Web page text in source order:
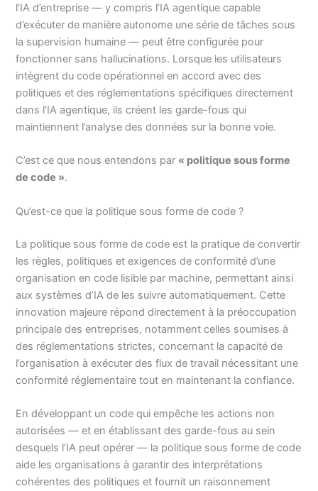
l’IA d’entreprise — y compris l’IA agentique capable
d’exécuter de manière autonome une série de tâches sous
la supervision humaine — peut être configurée pour
fonctionner sans hallucinations. Lorsque les utilisateurs
intègrent du code opérationnel en accord avec des
politiques et des réglementations spécifiques directement
dans l’IA agentique, ils créent les garde-fous qui
maintiennent l’analyse des données sur la bonne voie.
C’est ce que nous entendons par « politique sous forme
de code ».
Qu’est-ce que la politique sous forme de code ?
La politique sous forme de code est la pratique de convertir
les règles, politiques et exigences de conformité d’une
organisation en code lisible par machine, permettant ainsi
aux systèmes d’IA de les suivre automatiquement. Cette
innovation majeure répond directement à la préoccupation
principale des entreprises, notamment celles soumises à
des réglementations strictes, concernant la capacité de
l’organisation à exécuter des flux de travail nécessitant une
conformité réglementaire tout en maintenant la confiance.
En développant un code qui empêche les actions non
autorisées — et en établissant des garde-fous au sein
desquels l’IA peut opérer — la politique sous forme de code
aide les organisations à garantir des interprétations
cohérentes des politiques et fournit un raisonnement